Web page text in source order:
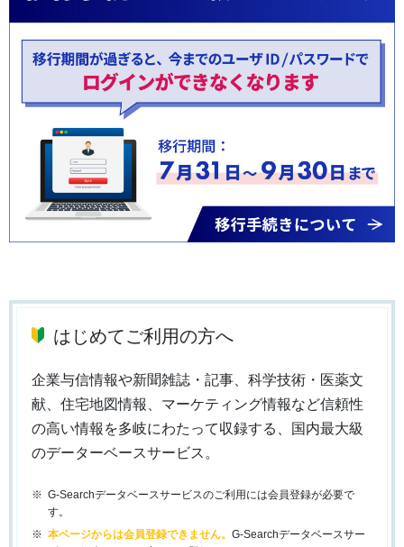
はじめてご利用の方へ
企業与信情報や新聞雑誌・記事、科学技術・医薬文
献、住宅地図情報、マーケティング情報など信頼性
の高い情報を多岐にわたって収録する、国内最大級
のデーターベースサービス。
G-Searchデータベースサービスのご利用には会員登録が必要で
す。
本ページからは会員登録できません。 G-Searchデータベースサー